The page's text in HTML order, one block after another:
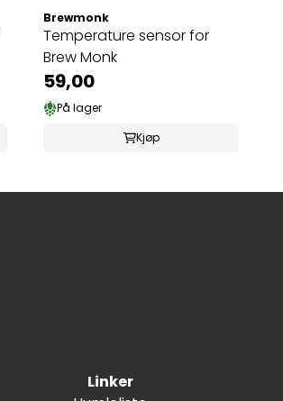
Brewmonk
Temperature sensor for
Brew Monk
59,00
På lager
Kjøp
Linker